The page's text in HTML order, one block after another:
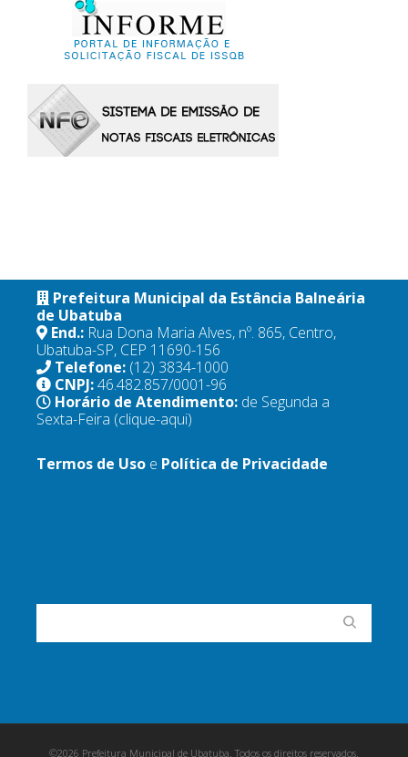
Prefeitura Municipal da Estância Balneária
de Ubatuba
End.: Rua Dona Maria Alves, nº. 865, Centro,
Ubatuba-SP, CEP 11690-156
Telefone: (12) 3834-1000
CNPJ:46.482.857/0001-96
Horário de Atendimento: de Segunda a
Sexta-Feira (clique-aqui)
Termos de Uso e Política de Privacidade
©2026 Prefeitura Municipal de Ubatuba. Todos os direitos reservados.